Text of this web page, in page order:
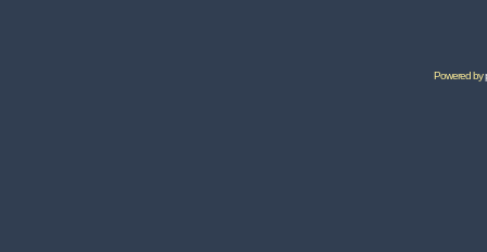
Powered by